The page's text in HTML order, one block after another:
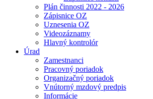
Plán činnosti 2022 - 2026
Zápisnice OZ
Uznesenia OZ
Videozáznamy
Hlavný kontrolór
Úrad
Zamestnanci
Pracovný poriadok
Organizačný poriadok
Vnútorný mzdový predpis
Informácie